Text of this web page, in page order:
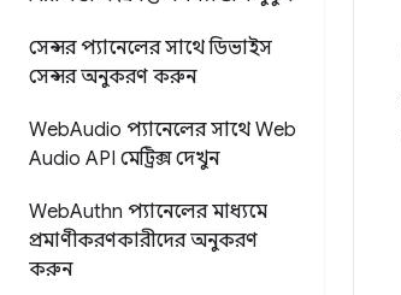
সেন্সর প্যানেলের সাথে ডিভাইস
সেন্সর অনুকরণ করুন
WebAudio প্যানেলের সাথে Web
Audio API মেট্রিক্স দেখুন
WebAuthn প্যানেলের মাধ্যমে
প্রমাণীকরণকারীদের অনুকরণ
করুন